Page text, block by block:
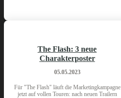
The Flash: 3 neue
Charakterposter
05.05.2023
Für "The Flash" läuft die Marketingkampagne
jetzt auf vollen Touren: nach neuen Trailern